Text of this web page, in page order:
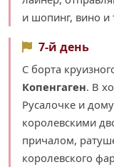
и шопинг, вино и
7-й день
С борта
Копенгаген. В
Русалочке и
королевскими
причалом,
королевского